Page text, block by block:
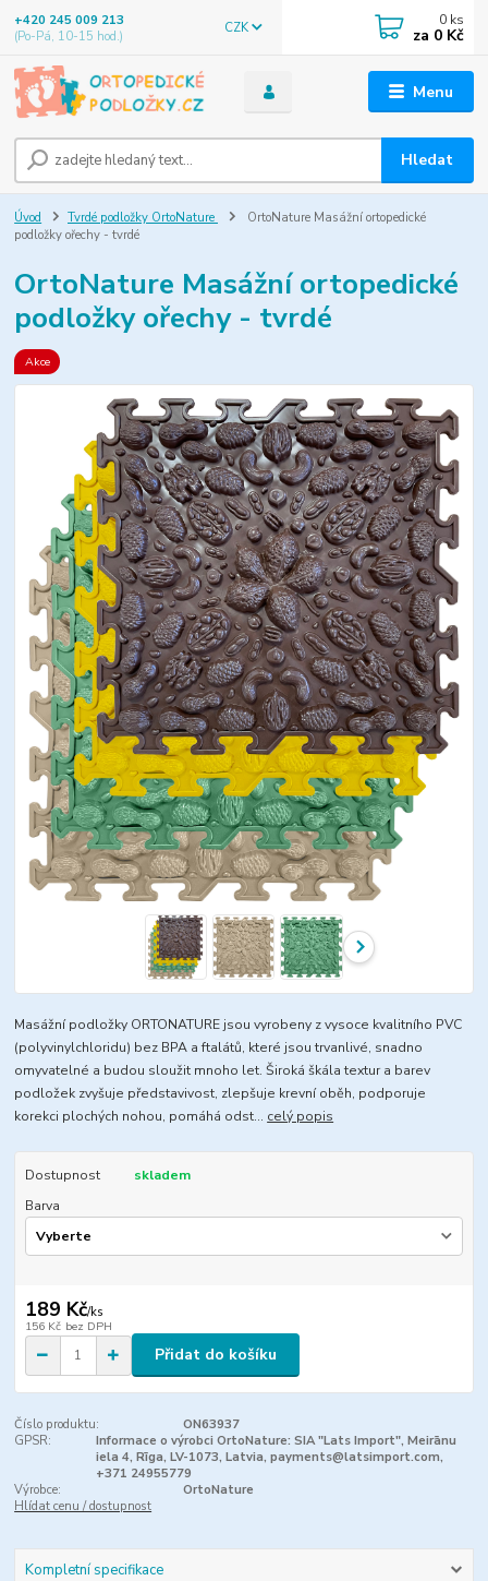
Menu
CZK
Hledat
+420 245 009 213
(Po-Pá, 10-15 hod.)
0 ks
za 0 Kč
Úvod Tvrdé podložky OrtoNature
OrtoNature Masážní ortopedické
podložky ořechy - tvrdé
OrtoNature Masážní ortopedické
podložky ořechy - tvrdé
Akce
Masážní podložky ORTONATURE jsou vyrobeny z vysoce kvalitního PVC
(polyvinylchloridu) bez BPA a ftalátů, které jsou trvanlivé, snadno
omyvatelné a budou sloužit mnoho let. Široká škála textur a barev
podložek zvyšuje představivost, zlepšuje krevní oběh, podporuje
korekci plochých nohou, pomáhá odst... celý popis
Dostupnost
skladem
Barva
189 Kč/ks
156 Kč bez DPH
Přidat do košíku
Číslo produktu:
ON63937
GPSR:
Informace o výrobci OrtoNature: SIA "Lats Import", Meirānu
iela 4, Rīga, LV-1073, Latvia, payments@latsimport.com,
+371 24955779
Výrobce:
OrtoNature
Hlídat cenu / dostupnost
Kompletní specifikace